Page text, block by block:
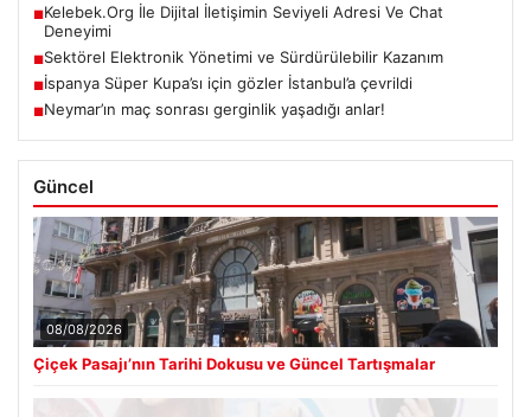
■Kelebek.Org İle Dijital İletişimin Seviyeli Adresi Ve Chat
Deneyimi
■Sektörel Elektronik Yönetimi ve Sürdürülebilir Kazanım
■İspanya Süper Kupa’sı için gözler İstanbul’a çevrildi
■Neymar’ın maç sonrası gerginlik yaşadığı anlar!
Güncel
08/08/2026
Çiçek Pasajı’nın Tarihi Dokusu ve Güncel Tartışmalar